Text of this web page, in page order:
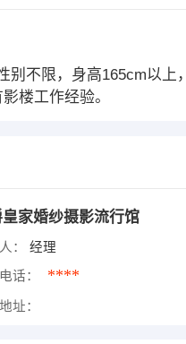
别不限，身高165cm以上
楼工作经验。
家婚纱摄影流行馆
： 经理
话： ****
址：